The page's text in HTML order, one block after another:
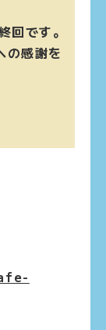
回です。
の感謝を